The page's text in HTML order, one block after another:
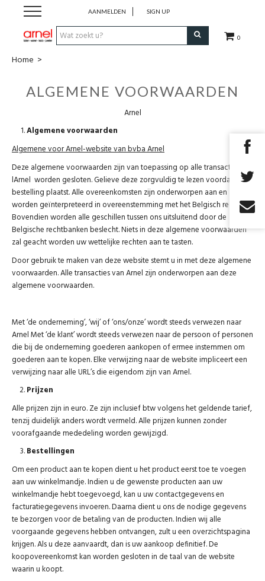
0
AANMELDEN SIGN UP
Koken
Tafel
Interieur
Geschenken
Merken
Cadeaubon
Home >
ALGEMENE VOORWAARDEN
Arnel
Algemene voorwaarden
Algemene voor Arnel-website van bvba Arnel
Deze algemene voorwaarden zijn van toepassing op alle transacties die
lArnel worden gesloten. Gelieve deze zorgvuldig te lezen voordat u een
bestelling plaatst. Alle overeenkomsten zijn onderworpen aan en
worden geïnterpreteerd in overeenstemming met het Belgisch recht.
Bovendien worden alle geschillen tussen ons uitsluitend door de
Belgische rechtbanken beslecht. Niets in deze algemene voorwaarden
zal geacht worden uw wettelijke rechten aan te tasten.
Door gebruik te maken van deze website stemt u in met deze algemene
voorwaarden. Alle transacties van Arnel zijn onderworpen aan deze
algemene voorwaarden.
Met ‘de onderneming’, ‘wij’ of ‘ons/onze’ wordt steeds verwezen naar
Arnel Met ‘de klant’ wordt steeds verwezen naar de persoon of personen
die bij de onderneming goederen aankopen of ermee instemmen om
goederen aan te kopen. Elke verwijzing naar de website impliceert een
verwijzing naar alle URL’s die eigendom zijn van Arnel.
Prijzen
Alle prijzen zijn in euro. Ze zijn inclusief btw volgens het geldende tarief,
tenzij duidelijk anders wordt vermeld. Alle prijzen kunnen zonder
voorafgaande mededeling worden gewijzigd.
Bestellingen
Om een product aan te kopen dient u het product eerst toe te voegen
aan uw winkelmandje. Indien u de gewenste producten aan uw
winkelmandje hebt toegevoegd, kan u uw contactgegevens en
facturatiegegevens invoeren. Daarna dient u ons de nodige gegevens
te bezorgen voor de betaling van de producten. Indien wij alle
voorgaande gegevens hebben ontvangen, zult u een overzichtspagina
krijgen. Als u deze aanvaardt, dan is uw aankoop definitief. De
koopovereenkomst kan worden gesloten in de taal van de website
waarin u koopt.